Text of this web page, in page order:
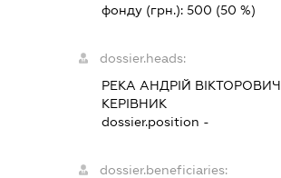
фонду (грн.): 500 (50 %)
dossier.heads:
РЕКА АНДРІЙ ВІКТОРОВИЧ
КЕРІВНИК
dossier.position -
dossier.beneficiaries: